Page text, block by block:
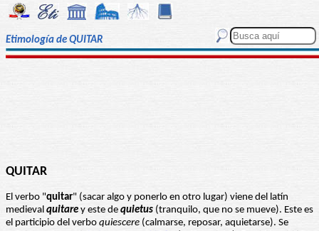
Etimología de QUITAR
QUITAR
El verbo "quitar" (sacar algo y ponerlo en otro lugar) viene del latín
medieval quitare y este de quietus (tranquilo, que no se mueve). Este es
el participio del verbo quiescere (calmarse, reposar, aquietarse). Se